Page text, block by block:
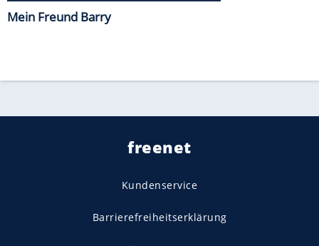
Mein Freund Barry
freenet
Kundenservice
Barrierefreiheitserklärung